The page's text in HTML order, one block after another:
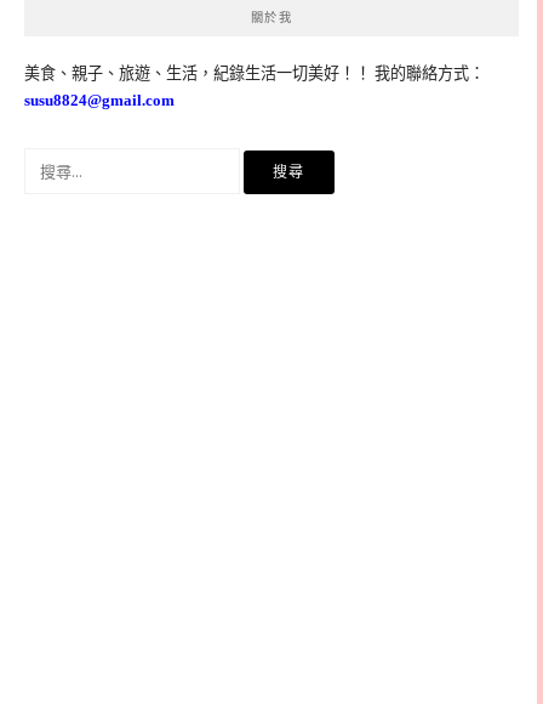
關於我
美食、親子、旅遊、生活，紀錄生活一切美好！！ 我的聯絡方式：
susu8824@gmail.com